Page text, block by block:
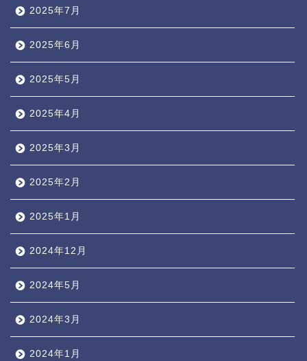
2025年7月
2025年6月
2025年5月
2025年4月
2025年3月
2025年2月
2025年1月
2024年12月
2024年5月
2024年3月
2024年1月